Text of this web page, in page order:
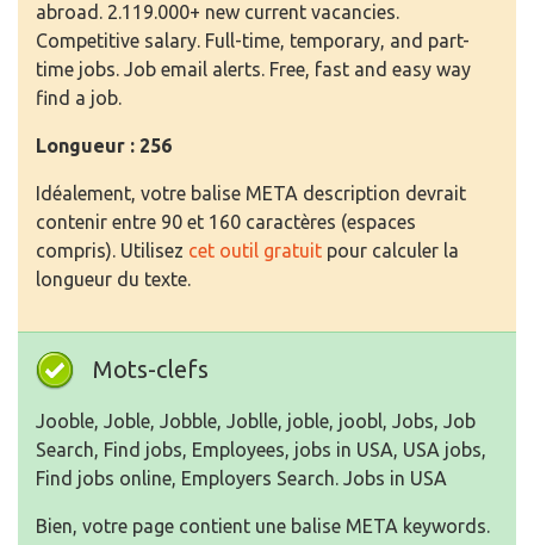
abroad. 2.119.000+ new current vacancies.
Competitive salary. Full-time, temporary, and part-
time jobs. Job email alerts. Free, fast and easy way
find a job.
Longueur : 256
Idéalement, votre balise META description devrait
contenir entre 90 et 160 caractères (espaces
compris). Utilisez cet outil gratuit pour calculer la
longueur du texte.
Mots-clefs
Jooble, Joble, Jobble, Joblle, joble, joobl, Jobs, Job
Search, Find jobs, Employees, jobs in USA, USA jobs,
Find jobs online, Employers Search. Jobs in USA
Bien, votre page contient une balise META keywords.